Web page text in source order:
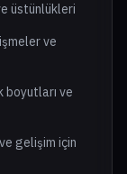
üstünlükleri
ve
boyutları ve
gelişim için